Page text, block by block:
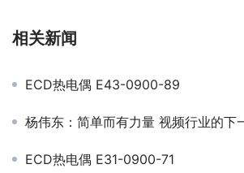
相关新闻
ECD热电偶 E43-0900-89
杨伟东：简单而有力量 视频行业的下
ECD热电偶 E31-0900-71